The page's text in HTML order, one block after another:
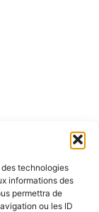
technologies
informations des
permettra de
ou les ID